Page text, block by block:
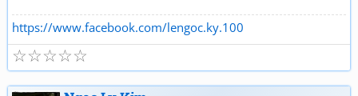
https://www.facebook.com/lengoc.ky.100
☆
☆
☆
☆
☆